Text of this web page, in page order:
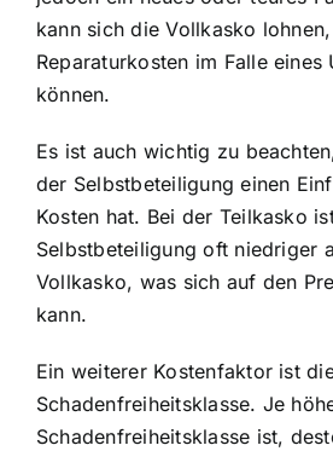
kann sich die Vollkasko
Reparaturkosten im Falle eines
können.
Es ist auch wichtig zu
der Selbstbeteiligung einen
Kosten hat. Bei der Teilkasko
Selbstbeteiligung oft niedriger
Vollkasko, was sich auf den
kann.
Ein weiterer Kostenfaktor ist
Schadenfreiheitsklasse. Je
Schadenfreiheitsklasse ist,